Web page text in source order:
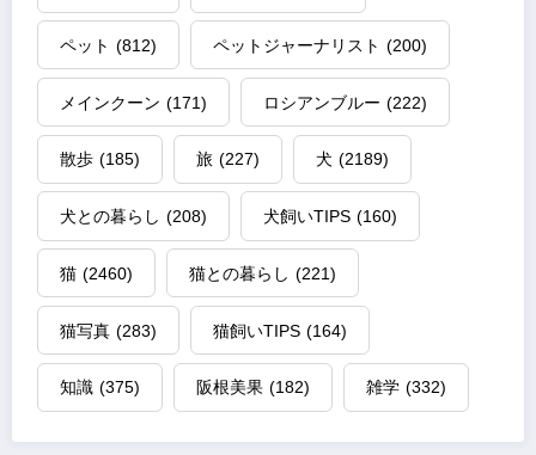
ペット (812) ペットジャーナリスト (200)
メインクーン (171) ロシアンブルー (222)
散歩 (185) 旅 (227) 犬 (2189)
犬との暮らし (208) 犬飼いTIPS (160)
猫 (2460) 猫との暮らし (221)
猫写真 (283) 猫飼いTIPS (164)
知識 (375) 阪根美果 (182) 雑学 (332)